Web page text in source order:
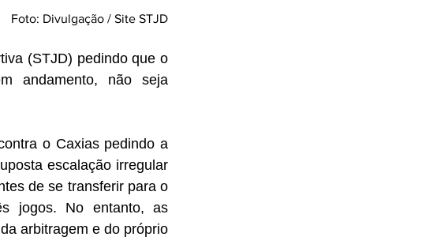
Foto: Divulgação / Site STJD
(STJD) pedindo que o
andamento, não seja
o Caxias pedindo a
escalação irregular
de se transferir para o
jogos. No entanto, as
arbitragem e do próprio